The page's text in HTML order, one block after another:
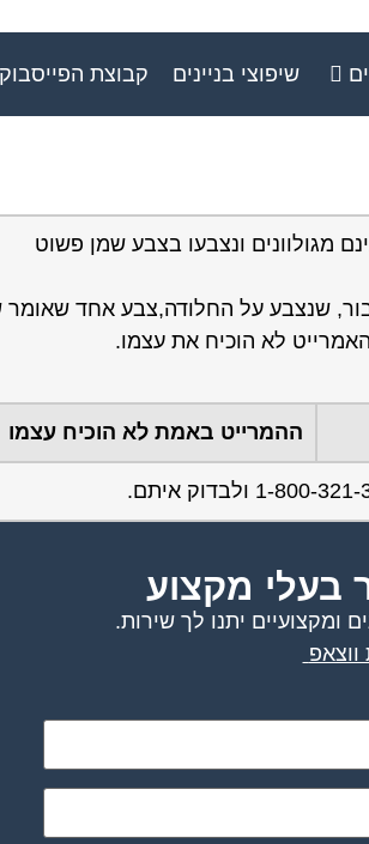
שיפוצי בניינים קבוצת הפייסבוק
מגולוונים ונצבעו בצבע שמן פשוט
שנצבע על החלודה,צבע אחד שאומר
ההמרייט באמת לא הוכיח עצמו
בעלי מקצוע
ומקצועיים יתנו לך שירות.